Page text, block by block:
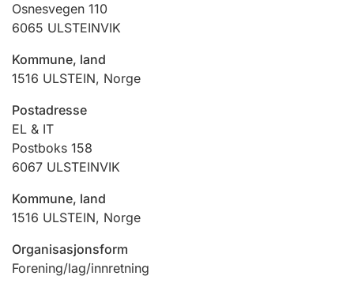
Jeger
Ektepaktveileder
Offentlig sektor
Andre tema
Osnesvegen 110
6065 ULSTEINVIK
Kommune, land
1516 ULSTEIN, Norge
Postadresse
EL & IT
Postboks 158
6067 ULSTEINVIK
Kommune, land
1516 ULSTEIN, Norge
Organisasjonsform
Forening/lag/innretning